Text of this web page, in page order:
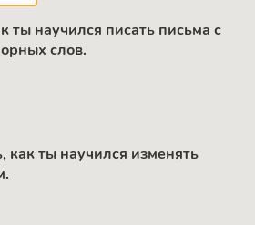
ты научился писать письма с
слов.
как ты научился изменять